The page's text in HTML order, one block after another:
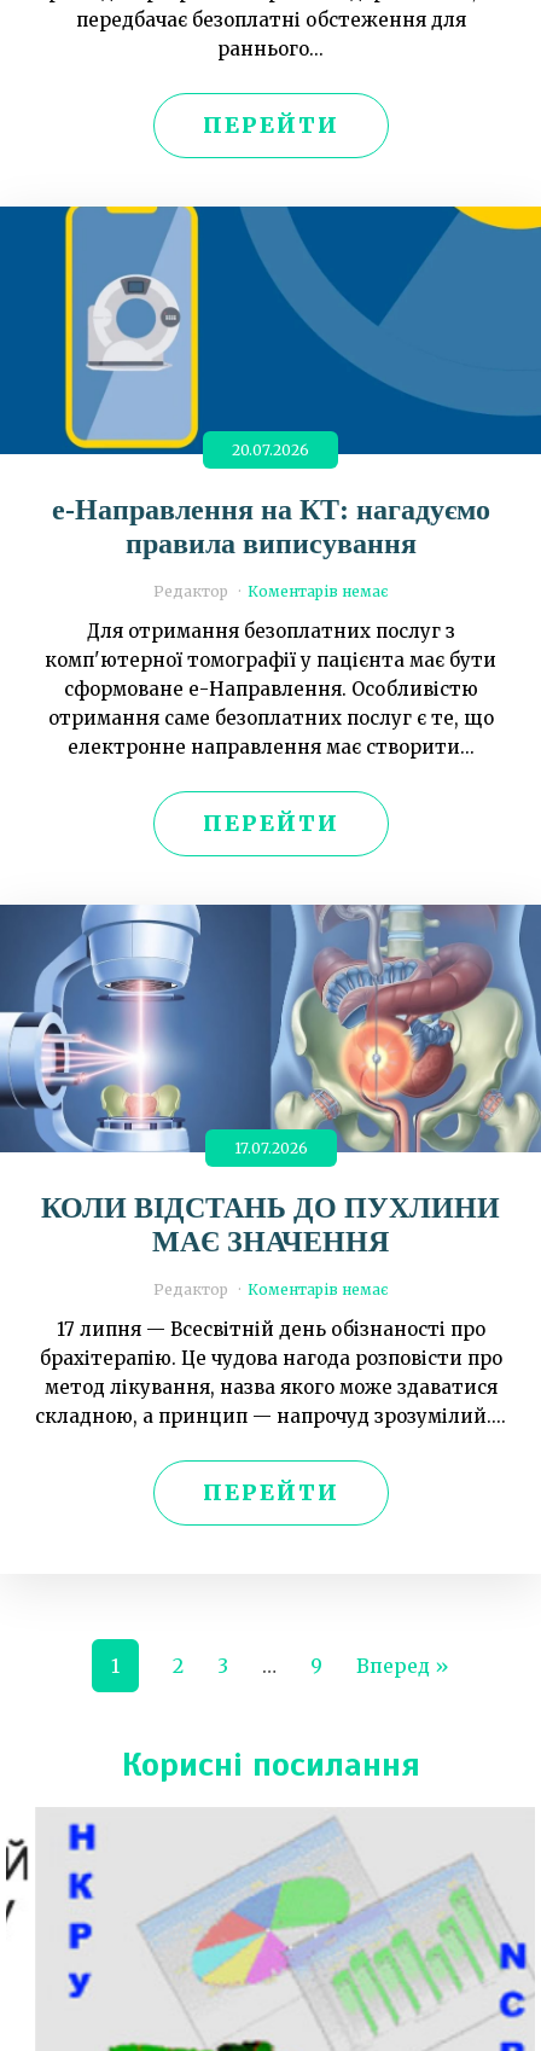
передбачає безоплатні обстеження для
раннього...
ПЕРЕЙТИ
20.07.2026
е-Направлення на КТ: нагадуємо
правила виписування
Редактор Коментарів немає
Для отримання безоплатних послуг з
комп'ютерної томографії у пацієнта має бути
сформоване е-Направлення. Особливістю
отримання саме безоплатних послуг є те, що
електронне направлення має створити...
ПЕРЕЙТИ
17.07.2026
КОЛИ ВІДСТАНЬ ДО ПУХЛИНИ
МАЄ ЗНАЧЕННЯ
Редактор Коментарів немає
17 липня — Всесвітній день обізнаності про
брахітерапію. Це чудова нагода розповісти про
метод лікування, назва якого може здаватися
складною, а принцип — напрочуд зрозумілий....
ПЕРЕЙТИ
1 2 3 … 9 Вперед »
Корисні посилання